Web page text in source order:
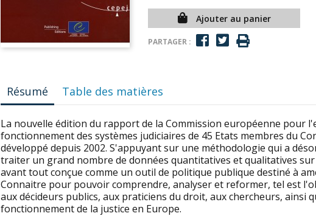
Ajouter au panier
PARTAGER :
Résumé Table des matières
La nouvelle édition du rapport de la Commission européenne pour
fonctionnement des systèmes judiciaires de 45 Etats membres du
développé depuis 2002. S'appuyant sur une méthodologie qui a
traiter un grand nombre de données quantitatives et qualitatives
avant tout conçue comme un outil de politique publique destiné à
Connaitre pour pouvoir comprendre, analyser et reformer, tel est
aux décideurs publics, aux praticiens du droit, aux chercheurs, ainsi
fonctionnement de la justice en Europe.